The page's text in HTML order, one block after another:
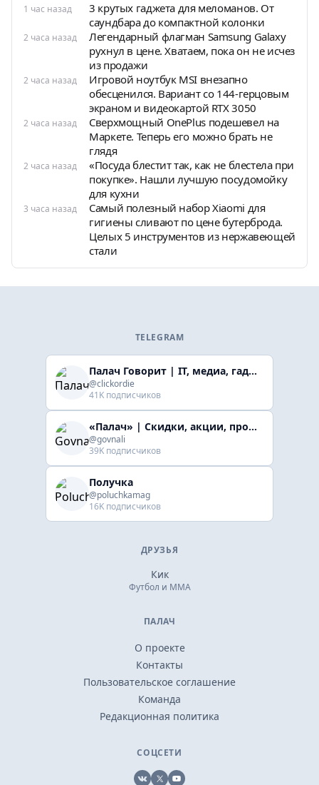
1 час назад
3 крутых гаджета для меломанов. От
саундбара до компактной колонки
2 часа назад
Легендарный флагман Samsung Galaxy
рухнул в цене. Хватаем, пока он не исчез
из продажи
2 часа назад
Игровой ноутбук MSI внезапно
обесценился. Вариант со 144-герцовым
экраном и видеокартой RTX 3050
2 часа назад
Сверхмощный OnePlus подешевел на
Маркете. Теперь его можно брать не
глядя
2 часа назад
«Посуда блестит так, как не блестела при
покупке». Нашли лучшую посудомойку
для кухни
3 часа назад
Самый полезный набор Xiaomi для
гигиены сливают по цене бутерброда.
Целых 5 инструментов из нержавеющей
стали
TELEGRAM
Палач Говорит | IT, медиа, гaджеты, скидки
@clickordie
41K подписчиков
«Палач» | Скидки, акции, промокоды
@govnali
39K подписчиков
Получка
@poluchkamag
16K подписчиков
ДРУЗЬЯ
Кик
Футбол и ММА
ПАЛАЧ
О проекте
Контакты
Пользовательское соглашение
Команда
Редакционная политика
СОЦСЕТИ
VK X YouTube